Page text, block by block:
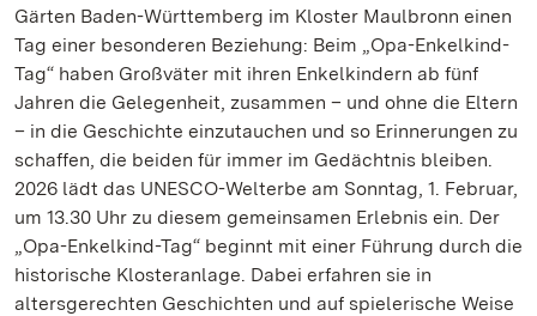
Gärten Baden-Württemberg im Kloster Maulbronn einen
Tag einer besonderen Beziehung: Beim „Opa-Enkelkind-
Tag“ haben Großväter mit ihren Enkelkindern ab fünf
Jahren die Gelegenheit, zusammen – und ohne die Eltern
– in die Geschichte einzutauchen und so Erinnerungen zu
schaffen, die beiden für immer im Gedächtnis bleiben.
2026 lädt das UNESCO-Welterbe am Sonntag, 1. Februar,
um 13.30 Uhr zu diesem gemeinsamen Erlebnis ein. Der
„Opa-Enkelkind-Tag“ beginnt mit einer Führung durch die
historische Klosteranlage. Dabei erfahren sie in
altersgerechten Geschichten und auf spielerische Weise